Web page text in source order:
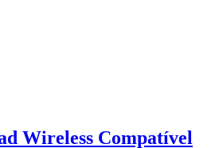
Wireless Compatível